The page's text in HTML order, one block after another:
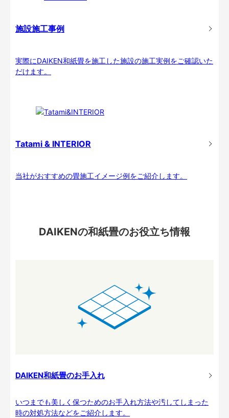
施設施工事例
実際にDAIKEN和紙畳を施工した施設の施工実例をご確認いた
だけます。
Tatami & INTERIOR
当社がおすすめの畳施工イメージ例をご紹介します。
DAIKENの和紙畳のお役立ち情報
DAIKEN和紙畳のお手入れ
いつまでも美しく保つためのお手入れ方法や汚してしまった
時の対処方法などをご紹介します。